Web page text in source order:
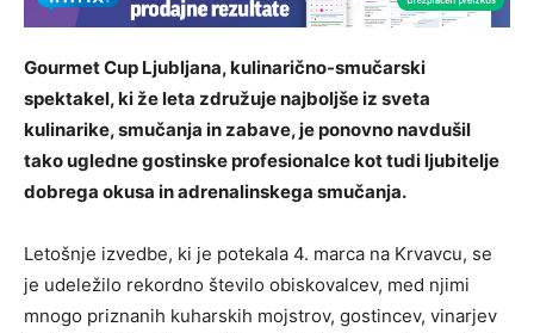
Gourmet Cup Ljubljana, kulinarično-smučarski
spektakel, ki že leta združuje najboljše iz sveta
kulinarike, smučanja in zabave, je ponovno navdušil
tako ugledne gostinske profesionalce kot tudi ljubitelje
dobrega okusa in adrenalinskega smučanja.
Letošnje izvedbe, ki je potekala 4. marca na Krvavcu, se
je udeležilo rekordno število obiskovalcev, med njimi
mnogo priznanih kuharskih mojstrov, gostincev, vinarjev